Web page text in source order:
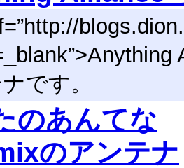
です。
のあんてな
のアンテナ